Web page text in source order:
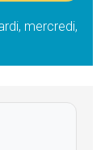
mercredi,